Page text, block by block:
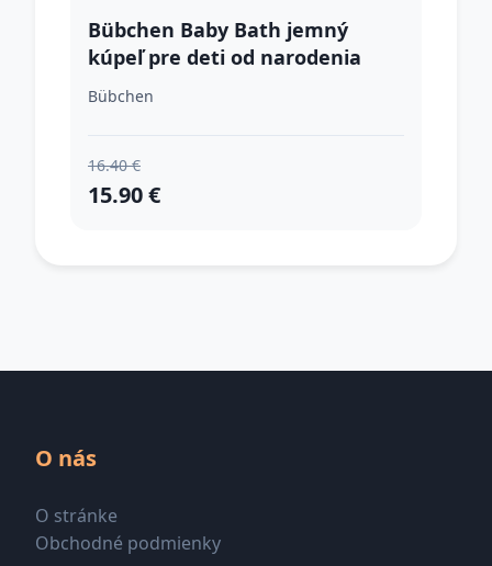
Bübchen Baby Bath jemný
kúpeľ pre deti od narodenia
1000 ml
Bübchen
16.40 €
15.90 €
O nás
O stránke
Obchodné podmienky